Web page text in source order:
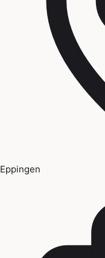
Eppingen